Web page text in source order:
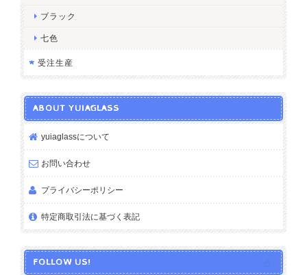
ブラック
七色
受注生産
ABOUT YUIAGLASS
yuiaglassについて
お問い合わせ
プライバシーポリシー
特定商取引法に基づく表記
FOLLOW US!